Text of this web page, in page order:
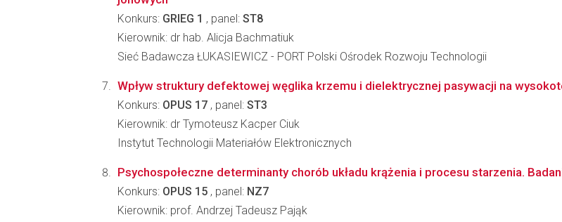
Konkurs: GRIEG 1 , panel: ST8
Kierownik: dr hab. Alicja Bachmatiuk
Sieć Badawcza ŁUKASIEWICZ - PORT Polski Ośrodek Rozwoju Technologii
Wpływ struktury defektowej węglika krzemu i dielektrycznej pasywacji na
Konkurs: OPUS 17 , panel: ST3
Kierownik: dr Tymoteusz Kacper Ciuk
Instytut Technologii Materiałów Elektronicznych
Psychospołeczne determinanty chorób układu krążenia i procesu starzenia.
Konkurs: OPUS 15 , panel: NZ7
Kierownik: prof. Andrzej Tadeusz Pająk